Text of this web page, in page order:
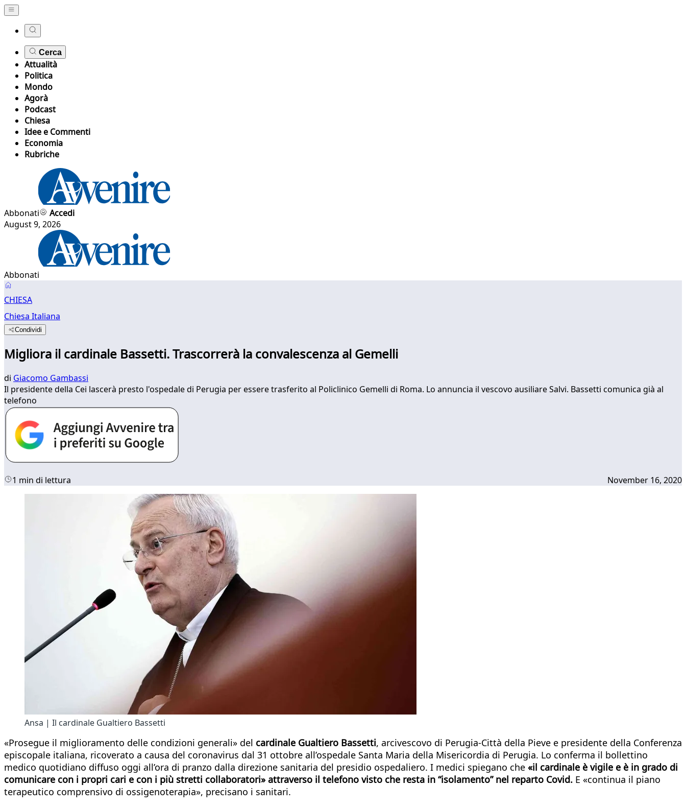
Cerca
Attualità
Politica
Mondo
Agorà
Podcast
Chiesa
Idee e Commenti
Economia
Rubriche
Abbonati
Accedi
August 9, 2026
Abbonati
CHIESA
Chiesa Italiana
Condividi
Migliora il cardinale Bassetti. Trascorrerà la convalescenza al Gemelli
di Giacomo Gambassi
Il presidente della Cei lascerà presto l'ospedale di Perugia per essere trasferito al Policlinico Gemelli di Roma. Lo annuncia il vescovo ausiliare Salvi. Bassetti comunica già al
telefono
1 min di lettura November 16, 2020
Ansa | Il cardinale Gualtiero Bassetti
«Prosegue il miglioramento delle condizioni generali» del cardinale Gualtiero Bassetti, arcivescovo di Perugia-Città della Pieve e presidente della Conferenza
episcopale italiana, ricoverato a causa del coronavirus dal 31 ottobre all’ospedale Santa Maria della Misericordia di Perugia. Lo conferma il bollettino
medico quotidiano diffuso oggi all’ora di pranzo dalla direzione sanitaria del presidio ospedaliero. I medici spiegano che «il cardinale è vigile e è in grado di
comunicare con i propri cari e con i più stretti collaboratori» attraverso il telefono visto che resta in “isolamento” nel reparto Covid. E «continua il piano
terapeutico comprensivo di ossigenoterapia», precisano i sanitari.